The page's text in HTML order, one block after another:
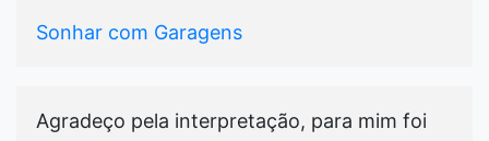
Sonhar com Garagens
Agradeço pela interpretação, para mim foi